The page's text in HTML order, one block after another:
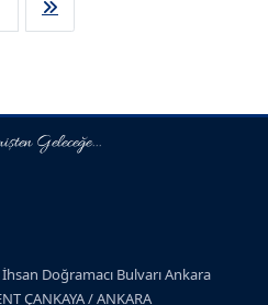
Geleceğe...
Doğramacı Bulvarı Ankara
ÇANKAYA / ANKARA